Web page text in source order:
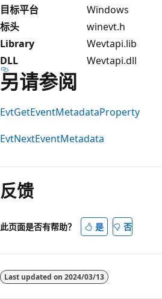
目标平台
Windows
标头
winevt.h
Library
Wevtapi.lib
DLL
Wevtapi.dll
另请参阅
EvtGetEventMetadataProperty
EvtNextEventMetadata
读
模
已
用
反馈
此页面是否有帮助？ 是 否
Last updated on 2024/03/13